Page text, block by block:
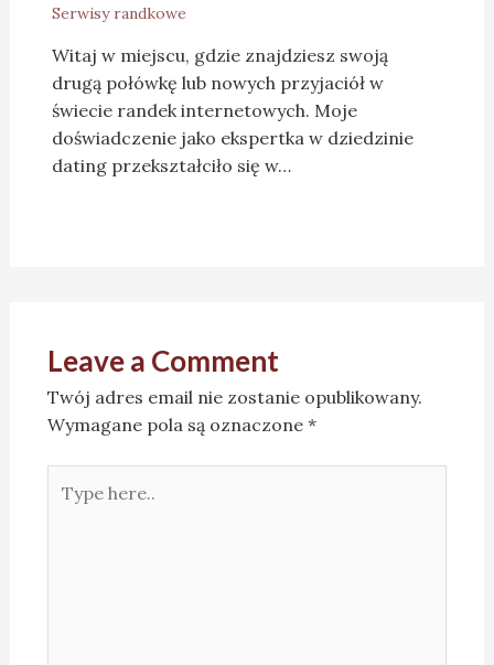
Serwisy randkowe
Witaj w miejscu, gdzie znajdziesz swoją
drugą połówkę lub nowych przyjaciół w
świecie randek internetowych. Moje
doświadczenie jako ekspertka w dziedzinie
dating przekształciło się w…
Leave a Comment
Twój adres email nie zostanie opublikowany.
Wymagane pola są oznaczone *